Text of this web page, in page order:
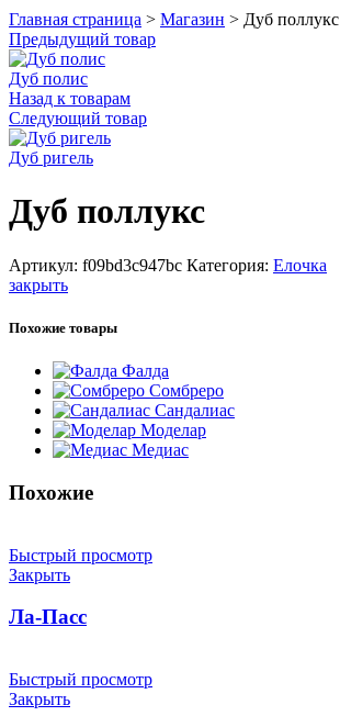
Главная страница > Магазин > Дуб поллукс
Предыдущий товар
Дуб полис
Назад к товарам
Следующий товар
Дуб ригель
Дуб поллукс
Артикул: f09bd3c947bc Категория: Елочка
закрыть
Похожие товары
Фалда
Сомбреро
Сандалиас
Моделар
Медиас
Похожие
Быстрый просмотр
Закрыть
Ла-Пасс
Быстрый просмотр
Закрыть